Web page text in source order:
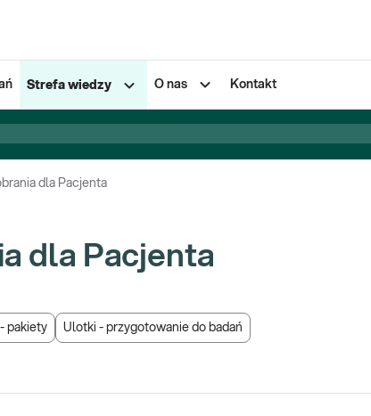
Strefa wiedzy O nas Kontakt
dla Pacjenta
dla Pacjenta
pakiety Ulotki - przygotowanie do badań